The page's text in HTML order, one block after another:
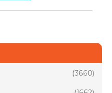
(3660)